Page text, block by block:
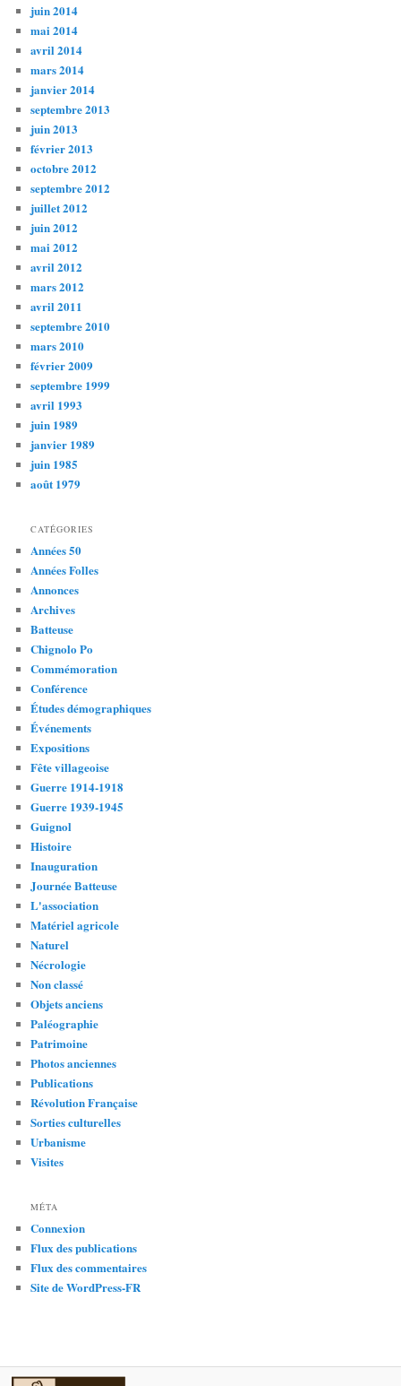
juin 2014
mai 2014
avril 2014
mars 2014
janvier 2014
septembre 2013
juin 2013
février 2013
octobre 2012
septembre 2012
juillet 2012
juin 2012
mai 2012
avril 2012
mars 2012
avril 2011
septembre 2010
mars 2010
février 2009
septembre 1999
avril 1993
juin 1989
janvier 1989
juin 1985
août 1979
CATÉGORIES
Années 50
Années Folles
Annonces
Archives
Batteuse
Chignolo Po
Commémoration
Conférence
Études démographiques
Événements
Expositions
Fête villageoise
Guerre 1914-1918
Guerre 1939-1945
Guignol
Histoire
Inauguration
Journée Batteuse
L'association
Matériel agricole
Naturel
Nécrologie
Non classé
Objets anciens
Paléographie
Patrimoine
Photos anciennes
Publications
Révolution Française
Sorties culturelles
Urbanisme
Visites
MÉTA
Connexion
Flux des publications
Flux des commentaires
Site de WordPress-FR